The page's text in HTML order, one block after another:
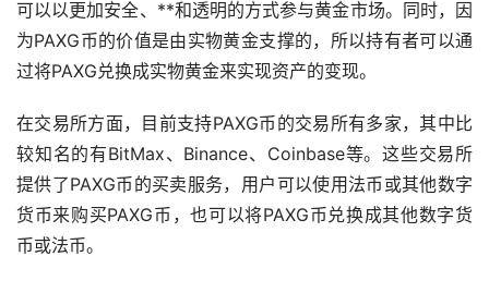
可以以更加安全、**和透明的方式参与黄金市场。同时，因
为PAXG币的价值是由实物黄金支撑的，所以持有者可以通
过将PAXG兑换成实物黄金来实现资产的变现。
在交易所方面，目前支持PAXG币的交易所有多家，其中比
较知名的有BitMax、Binance、Coinbase等。这些交易所
提供了PAXG币的买卖服务，用户可以使用法币或其他数字
货币来购买PAXG币，也可以将PAXG币兑换成其他数字货
币或法币。